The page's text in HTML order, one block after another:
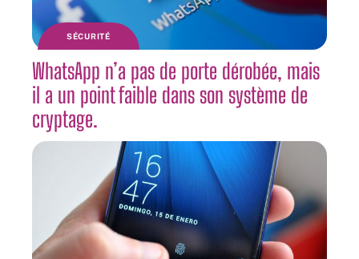
SÉCURITÉ
WhatsApp n’a pas de porte dérobée, mais
il a un point faible dans son système de
cryptage.